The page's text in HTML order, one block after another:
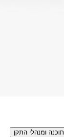
תוכנה ומנהלי התקן